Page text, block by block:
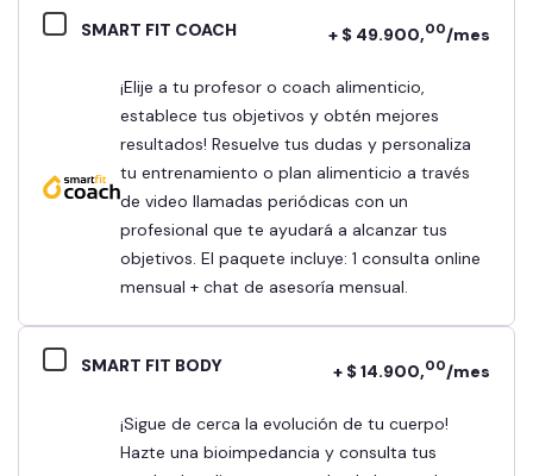
SMART FIT COACH + $ 49.900,00/mes
¡Elije a tu profesor o coach alimenticio,
establece tus objetivos y obtén mejores
resultados! Resuelve tus dudas y personaliza
tu entrenamiento o plan alimenticio a través
de video llamadas periódicas con un
profesional que te ayudará a alcanzar tus
objetivos. El paquete incluye: 1 consulta online
mensual + chat de asesoría mensual.
SMART FIT BODY + $ 14.900,00/mes
¡Sigue de cerca la evolución de tu cuerpo!
Hazte una bioimpedancia y consulta tus